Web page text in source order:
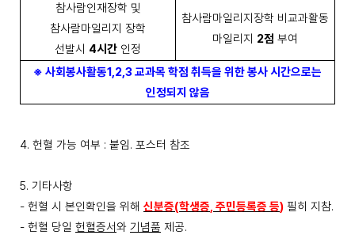
참사람인재장학 및
참사람마일리지 장학
선발시 4시간 인정
참사람마일리지장학 비교과활동
마일리지 2점 부여
※ 사회봉사활동1,2,3교과목 학점 취득을 위한 봉사 시간으로는
인정되지 않음
4. 헌혈 가능 여부 : 붙임. 포스터 참조
5. 기타사항
- 헌혈 시 본인확인을 위해 신분증(학생증, 주민등록증 등) 필히 지참.
- 헌혈 당일 헌혈증서와 기념품 제공.